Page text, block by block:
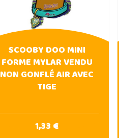
SCOOBY DOO MINI
FORME MYLAR VENDU
NON GONFLÉ AIR AVEC
TIGE
1,33 €